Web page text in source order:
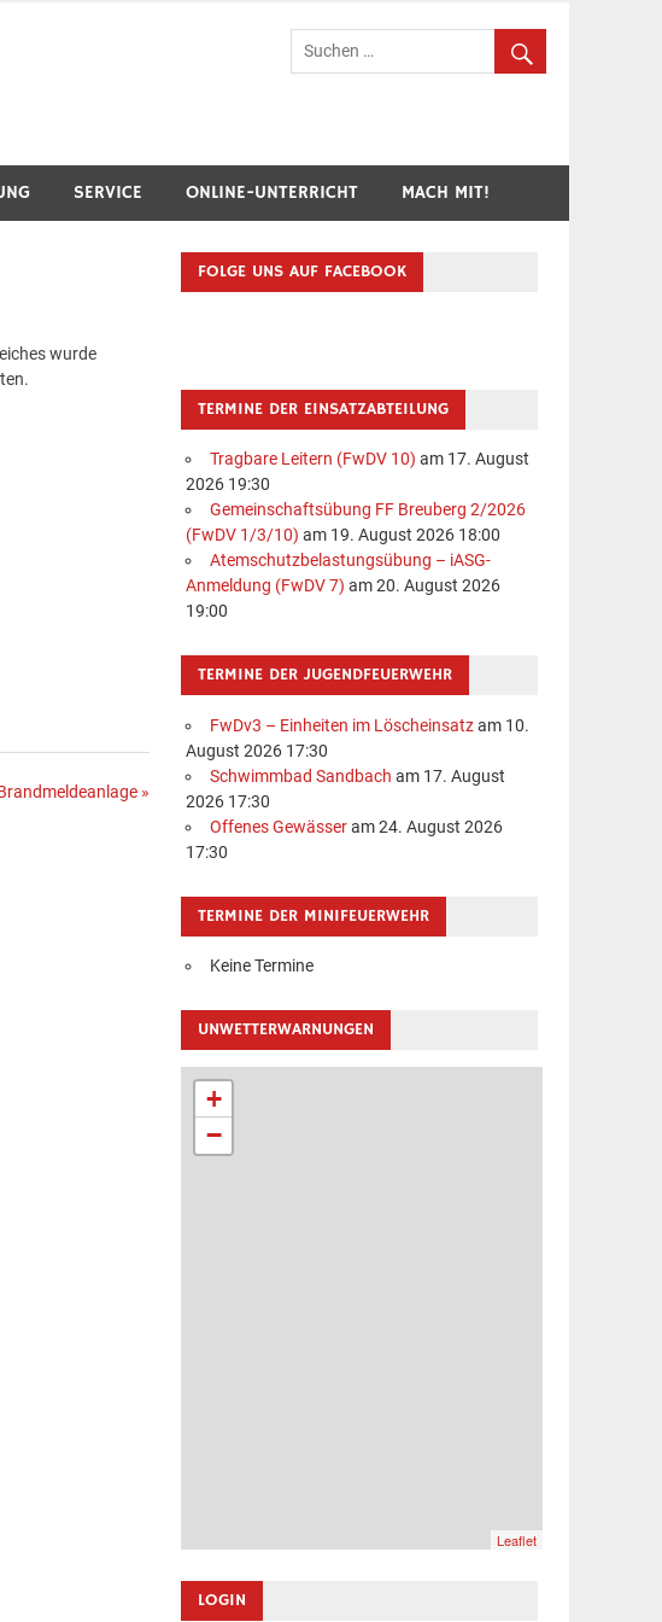
Breuberg-Hainstadt
SERVICE ONLINE-UNTERRICHT MACH MIT!
wurde
»
FOLGE UNS AUF FACEBOOK
TERMINE DER EINSATZABTEILUNG
Tragbare Leitern (FwDV 10) am 17. August
2026 19:30
Gemeinschaftsübung FF Breuberg 2/2026
(FwDV 1/3/10) am 19. August 2026 18:00
Atemschutzbelastungsübung – iASG-
Anmeldung (FwDV 7) am 20. August 2026
19:00
TERMINE DER JUGENDFEUERWEHR
FwDv3 – Einheiten im Löscheinsatzam 10.
August 2026 17:30
Schwimmbad Sandbach am 17. August
2026 17:30
Offenes Gewässeram 24. August 2026
17:30
TERMINE DER MINIFEUERWEHR
Keine Termine
UNWETTERWARNUNGEN
+
−
Leaflet
LOGIN